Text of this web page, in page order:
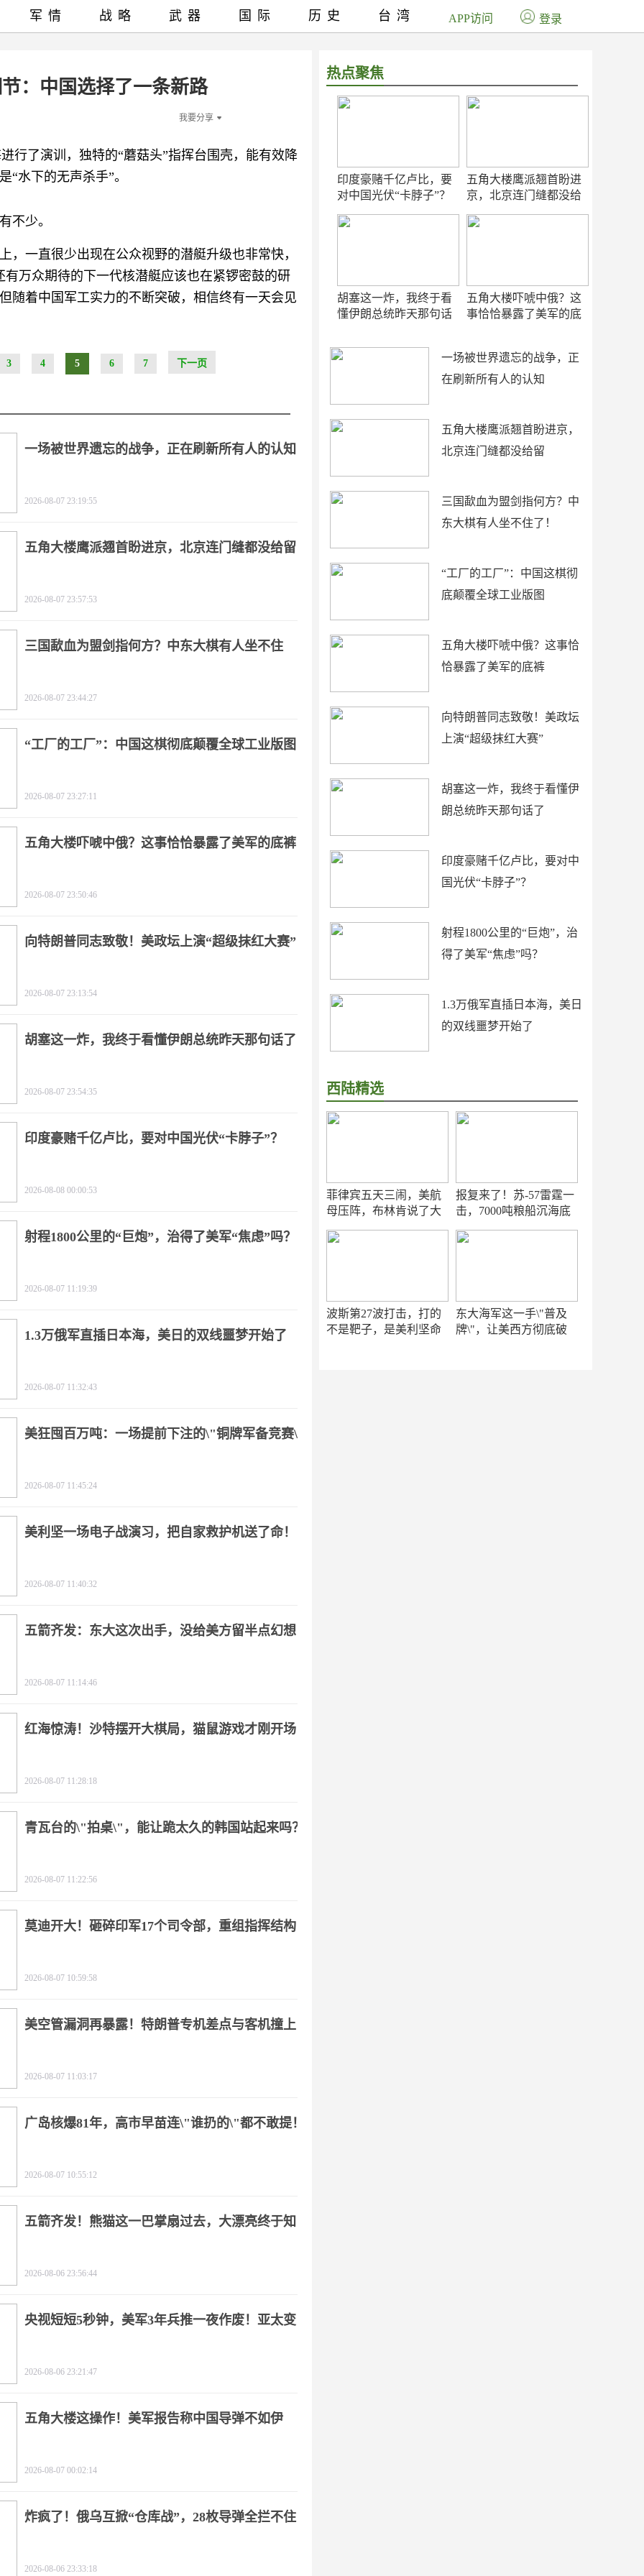
：中国选择了一条新路
我要分享
行了演训，独特的“蘑菇头”指挥台围壳，能有效降
“水下的无声杀手”。
不少。
，一直很少出现在公众视野的潜艇升级也非常快，
万众期待的下一代核潜艇应该也在紧锣密鼓的研
随着中国军工实力的不断突破，相信终有一天会见
3 4 5 6 7 下一页
热点聚焦
印度豪赌千亿卢比，要
对中国光伏“卡脖子”？
五角大楼鹰派翘首盼进
京，北京连门缝都没给
胡塞这一炸，我终于看
懂伊朗总统昨天那句话
五角大楼吓唬中俄？这
事恰恰暴露了美军的底
一场被世界遗忘的战争，正
在刷新所有人的认知
五角大楼鹰派翘首盼进京，
北京连门缝都没给留
三国歃血为盟剑指何方？中
东大棋有人坐不住了！
“工厂的工厂”：中国这棋彻
底颠覆全球工业版图
五角大楼吓唬中俄？这事恰
恰暴露了美军的底裤
向特朗普同志致敬！美政坛
上演“超级抹红大赛”
胡塞这一炸，我终于看懂伊
朗总统昨天那句话了
印度豪赌千亿卢比，要对中
国光伏“卡脖子”？
射程1800公里的“巨炮”，治
得了美军“焦虑”吗？
1.3万俄军直插日本海，美日
的双线噩梦开始了
西陆精选
菲律宾五天三闹，美航
母压阵，布林肯说了大
报复来了！苏-57雷霆一
击，7000吨粮船沉海底
波斯第27波打击，打的
不是靶子，是美利坚命
东大海军这一手\"普及
牌\"，让美西方彻底破
军情 战略 武器 国际 历史 台湾 APP访问 登录
一场被世界遗忘的战争，正在刷新所有人的认知
2026-08-07 23:19:55
五角大楼鹰派翘首盼进京，北京连门缝都没给留
2026-08-07 23:57:53
三国歃血为盟剑指何方？中东大棋有人坐不住
2026-08-07 23:44:27
“工厂的工厂”：中国这棋彻底颠覆全球工业版图
2026-08-07 23:27:11
五角大楼吓唬中俄？这事恰恰暴露了美军的底裤
2026-08-07 23:50:46
向特朗普同志致敬！美政坛上演“超级抹红大赛”
2026-08-07 23:13:54
胡塞这一炸，我终于看懂伊朗总统昨天那句话了
2026-08-07 23:54:35
印度豪赌千亿卢比，要对中国光伏“卡脖子”？
2026-08-08 00:00:53
射程1800公里的“巨炮”，治得了美军“焦虑”吗？
2026-08-07 11:19:39
1.3万俄军直插日本海，美日的双线噩梦开始了
2026-08-07 11:32:43
美狂囤百万吨：一场提前下注的\"铜牌军备竞赛\"
2026-08-07 11:45:24
美利坚一场电子战演习，把自家救护机送了命！
2026-08-07 11:40:32
五箭齐发：东大这次出手，没给美方留半点幻想
2026-08-07 11:14:46
红海惊涛！沙特摆开大棋局，猫鼠游戏才刚开场
2026-08-07 11:28:18
青瓦台的\"拍桌\"，能让跪太久的韩国站起来吗？
2026-08-07 11:22:56
莫迪开大！砸碎印军17个司令部，重组指挥结构
2026-08-07 10:59:58
美空管漏洞再暴露！特朗普专机差点与客机撞上
2026-08-07 11:03:17
广岛核爆81年，高市早苗连\"谁扔的\"都不敢提！
2026-08-07 10:55:12
五箭齐发！熊猫这一巴掌扇过去，大漂亮终于知
2026-08-06 23:56:44
央视短短5秒钟，美军3年兵推一夜作废！亚太变
2026-08-06 23:21:47
五角大楼这操作！美军报告称中国导弹不如伊
2026-08-07 00:02:14
炸疯了！俄乌互掀“仓库战”，28枚导弹全拦不住
2026-08-06 23:33:18